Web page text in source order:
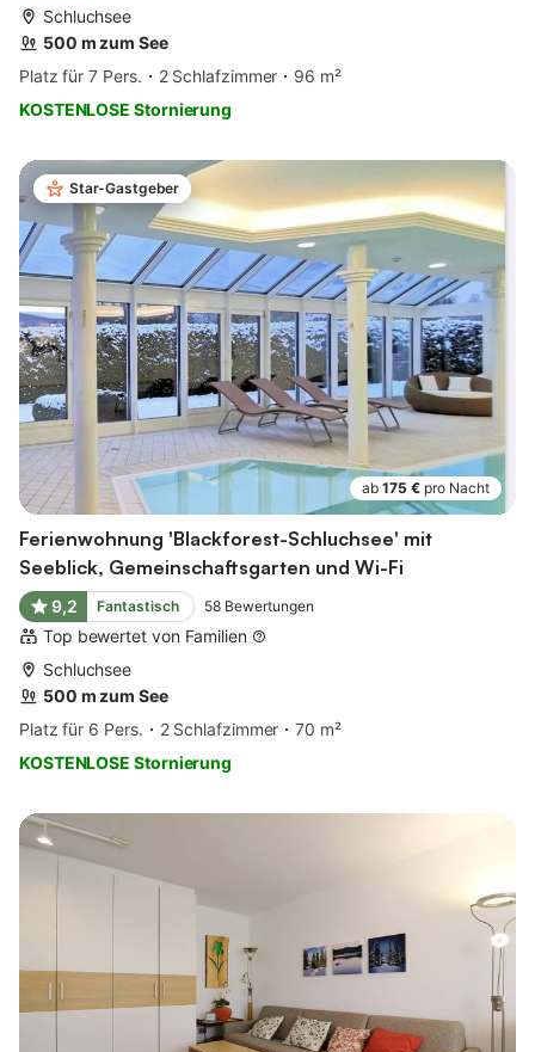
Schluchsee
500 m zum See
Platz für 7 Pers.
2 Schlafzimmer
96 m²
KOSTENLOSE Stornierung
Star-Gastgeber
ab 175 € pro Nacht
Ferienwohnung 'Blackforest-Schluchsee' mit
Seeblick, Gemeinschaftsgarten und Wi-Fi
9,2 Fantastisch 58 Bewertungen
Top bewertet von Familien
Schluchsee
500 m zum See
Platz für 6 Pers.
2 Schlafzimmer
70 m²
KOSTENLOSE Stornierung